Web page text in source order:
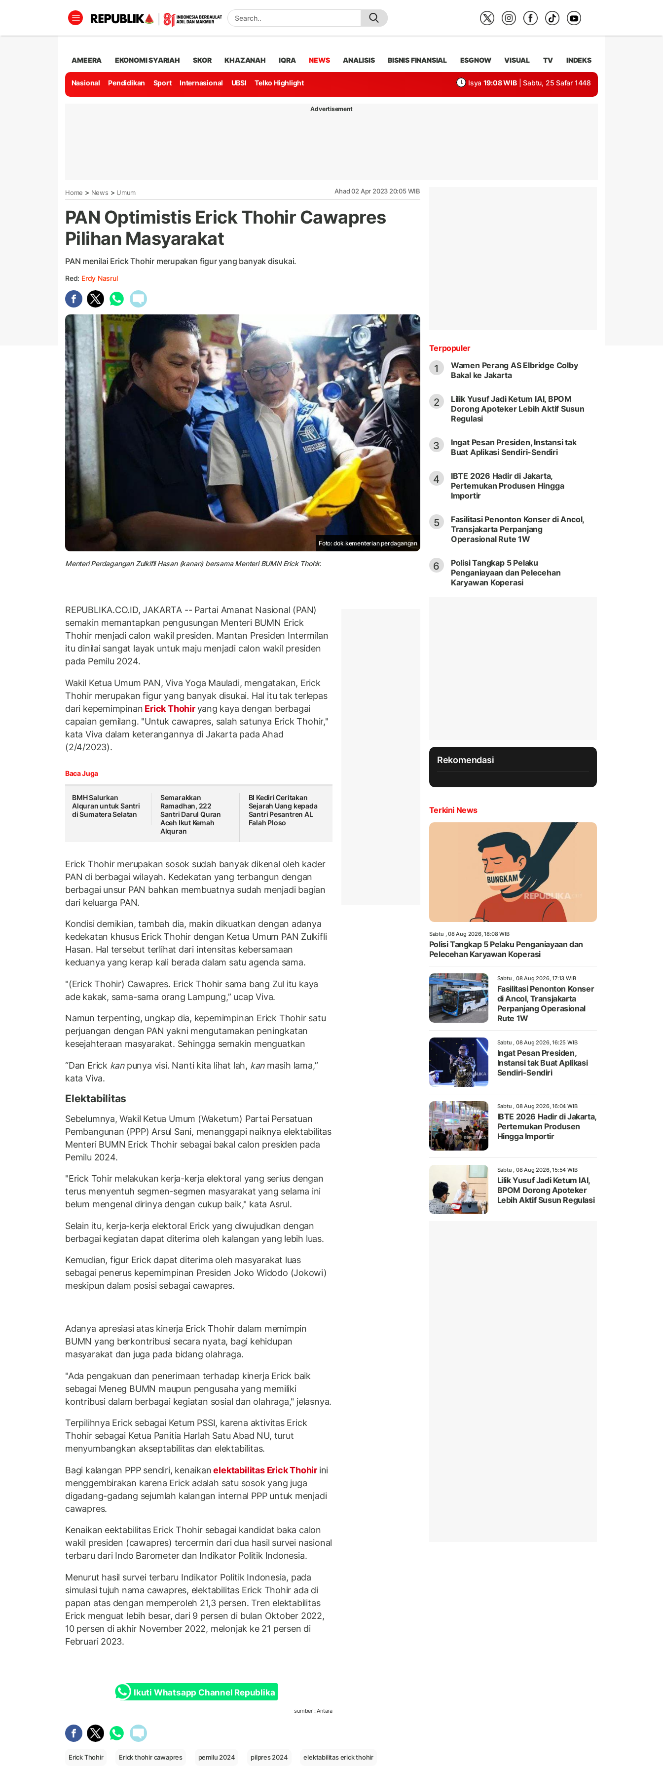
AMEERA EKONOMI SYARIAH SKOR KHAZANAH IQRA NEWS ANALISIS BISNIS FINANSIAL ESGNOW VISUAL TV INDEKS
Nasional Pendidikan Sport Internasional UBSI Telko Highlight Isya 19:08 WIB | Sabtu, 25 Safar 1448
Advertisement
Home > News > Umum Ahad 02 Apr 2023 20:05 WIB
PAN Optimistis Erick Thohir Cawapres
Pilihan Masyarakat
PAN menilai Erick Thohir merupakan figur yang banyak disukai.
Red: Erdy Nasrul
Foto: dok kementerian perdagangan
Menteri Perdagangan Zulkifli Hasan (kanan) bersama Menteri BUMN Erick Thohir.
REPUBLIKA.CO.ID, JAKARTA -- Partai Amanat Nasional (PAN)
semakin memantapkan pengusungan Menteri BUMN Erick
Thohir menjadi calon wakil presiden. Mantan Presiden Intermilan
itu dinilai sangat layak untuk maju menjadi calon wakil presiden
pada Pemilu 2024.
Wakil Ketua Umum PAN, Viva Yoga Mauladi, mengatakan, Erick
Thohir merupakan figur yang banyak disukai. Hal itu tak terlepas
dari kepemimpinan Erick Thohiryang kaya dengan berbagai
capaian gemilang. "Untuk cawapres, salah satunya Erick Thohir,"
kata Viva dalam keterangannya di Jakarta pada Ahad
(2/4/2023).
Baca Juga
BMH Salurkan
Alquran untuk Santri
di Sumatera Selatan
Semarakkan
Ramadhan, 222
Santri Darul Quran
Aceh Ikut Kemah
Alquran
BI Kediri Ceritakan
Sejarah Uang kepada
Santri Pesantren AL
Falah Ploso
Erick Thohir merupakan sosok sudah banyak dikenal oleh kader
PAN di berbagai wilayah. Kedekatan yang terbangun dengan
berbagai unsur PAN bahkan membuatnya sudah menjadi bagian
dari keluarga PAN.
Kondisi demikian, tambah dia, makin dikuatkan dengan adanya
kedekatan khusus Erick Thohir dengan Ketua Umum PAN Zulkifli
Hasan. Hal tersebut terlihat dari intensitas kebersamaan
keduanya yang kerap kali berada dalam satu agenda sama.
"(Erick Thohir) Cawapres. Erick Thohir sama bang Zul itu kaya
ade kakak, sama-sama orang Lampung,” ucap Viva.
Namun terpenting, ungkap dia, kepemimpinan Erick Thohir satu
perjuangan dengan PAN yakni mengutamakan peningkatan
kesejahteraan masyarakat. Sehingga semakin menguatkan
“Dan Erick kanpunya visi. Nanti kita lihat lah, kanmasih lama,”
kata Viva.
Elektabilitas
Sebelumnya, Wakil Ketua Umum (Waketum) Partai Persatuan
Pembangunan (PPP) Arsul Sani, menanggapi naiknya elektabilitas
Menteri BUMN Erick Thohir sebagai bakal calon presiden pada
Pemilu 2024.
"Erick Tohir melakukan kerja-kerja elektoral yang serius dengan
terus menyentuh segmen-segmen masyarakat yang selama ini
belum mengenal dirinya dengan cukup baik," kata Asrul.
Selain itu, kerja-kerja elektoral Erick yang diwujudkan dengan
berbagai kegiatan dapat diterima oleh kalangan yang lebih luas.
Kemudian, figur Erick dapat diterima oleh masyarakat luas
sebagai penerus kepemimpinan Presiden Joko Widodo (Jokowi)
meskipun dalam posisi sebagai cawapres.
Adanya apresiasi atas kinerja Erick Thohir dalam memimpin
BUMN yang berkontribusi secara nyata, bagi kehidupan
masyarakat dan juga pada bidang olahraga.
"Ada pengakuan dan penerimaan terhadap kinerja Erick baik
sebagai Meneg BUMN maupun pengusaha yang memiliki
kontribusi dalam berbagai kegiatan sosial dan olahraga," jelasnya.
Terpilihnya Erick sebagai Ketum PSSI, karena aktivitas Erick
Thohir sebagai Ketua Panitia Harlah Satu Abad NU, turut
menyumbangkan akseptabilitas dan elektabilitas.
Bagi kalangan PPP sendiri, kenaikanelektabilitas Erick Thohir ini
menggembirakan karena Erick adalah satu sosok yang juga
digadang-gadang sejumlah kalangan internal PPP untuk menjadi
cawapres.
Kenaikan eektabilitas Erick Thohir sebagai kandidat baka calon
wakil presiden (cawapres) tercermin dari dua hasil survei nasional
terbaru dari Indo Barometer dan Indikator Politik Indonesia.
Menurut hasil survei terbaru Indikator Politik Indonesia, pada
simulasi tujuh nama cawapres, elektabilitas Erick Thohir ada di
papan atas dengan memperoleh 21,3 persen. Tren elektabilitas
Erick menguat lebih besar, dari 9 persen di bulan Oktober 2022,
10 persen di akhir November 2022, melonjak ke 21 persen di
Februari 2023.
Ikuti Whatsapp Channel Republika
sumber : Antara
Erick Thohir Erick thohir cawapres pemilu 2024 pilpres 2024 elektabilitas erick thohir
Terpopuler
1
Wamen Perang AS Elbridge Colby
Bakal ke Jakarta
2
Lilik Yusuf Jadi Ketum IAI, BPOM
Dorong Apoteker Lebih Aktif Susun
Regulasi
3
Ingat Pesan Presiden, Instansi tak
Buat Aplikasi Sendiri-Sendiri
4
IBTE 2026 Hadir di Jakarta,
Pertemukan Produsen Hingga
Importir
5
Fasilitasi Penonton Konser di Ancol,
Transjakarta Perpanjang
Operasional Rute 1W
6
Polisi Tangkap 5 Pelaku
Penganiayaan dan Pelecehan
Karyawan Koperasi
Rekomendasi
Terkini News
Sabtu , 08 Aug 2026, 18:08 WIB
Polisi Tangkap 5 Pelaku Penganiayaan dan
Pelecehan Karyawan Koperasi
Sabtu , 08 Aug 2026, 17:13 WIB
Fasilitasi Penonton Konser
di Ancol, Transjakarta
Perpanjang Operasional
Rute 1W
Sabtu , 08 Aug 2026, 16:25 WIB
Ingat Pesan Presiden,
Instansi tak Buat Aplikasi
Sendiri-Sendiri
Sabtu , 08 Aug 2026, 16:04 WIB
IBTE 2026 Hadir di Jakarta,
Pertemukan Produsen
Hingga Importir
Sabtu , 08 Aug 2026, 15:54 WIB
Lilik Yusuf Jadi Ketum IAI,
BPOM Dorong Apoteker
Lebih Aktif Susun Regulasi